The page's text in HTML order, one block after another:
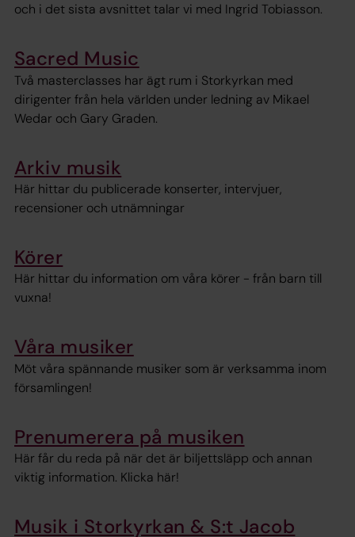
och i det sista avsnittet talar vi med Ingrid Tobiasson.
Sacred Music
Två masterclasses har ägt rum i Storkyrkan med
dirigenter från hela världen under ledning av Mikael
Wedar och Gary Graden.
Arkiv musik
Här hittar du publicerade konserter, intervjuer,
recensioner och utnämningar
Körer
Här hittar du information om våra körer - från barn till
vuxna!
Våra musiker
Möt våra spännande musiker som är verksamma inom
församlingen!
Prenumerera på musiken
Här får du reda på när det är biljettsläpp och annan
viktig information. Klicka här!
Musik i Storkyrkan & S:t Jacob